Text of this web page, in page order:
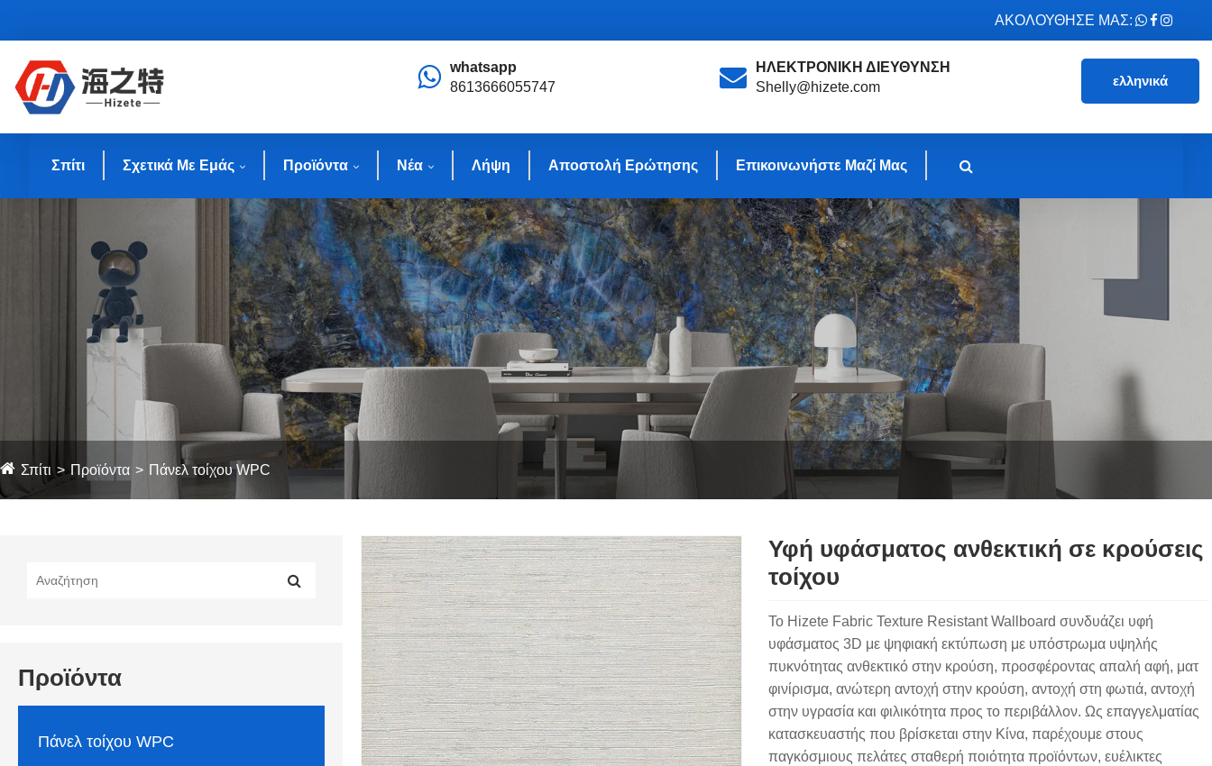
ΑΚΟΛΟΥΘΗΣΕ ΜΑΣ:
whatsapp
8613666055747
ΗΛΕΚΤΡΟΝΙΚΗ ΔΙΕΥΘΥΝΣΗ
Shelly@hizete.com
ελληνικά
Σπίτι Σχετικά Με Εμάς Προϊόντα Νέα Λήψη Αποστολή Ερώτησης Επικοινωνήστε Μαζί Μας
Σπίτι Προϊόντα Πάνελ τοίχου WPC
Προϊόντα
Πάνελ τοίχου WPC
Υφή υφάσματος ανθεκτική σε κρούσεις
τοίχου
Το Hizete Fabric Texture Resistant Wallboard συνδυάζει υφή
υφάσματος 3D με ψηφιακή εκτύπωση με υπόστρωμα υψηλής
πυκνότητας ανθεκτικό στην κρούση, προσφέροντας απαλή αφή, ματ
φινίρισμα, ανώτερη αντοχή στην κρούση, αντοχή στη φωτιά, αντοχή
στην υγρασία και φιλικότητα προς το περιβάλλον. Ως επαγγελματίας
κατασκευαστής που βρίσκεται στην Κίνα, παρέχουμε στους
παγκόσμιους πελάτες σταθερή ποιότητα προϊόντων, ευέλικτες